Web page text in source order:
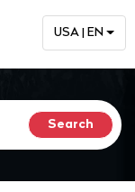
USA | EN